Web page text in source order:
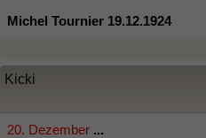
Michel Tournier 19.12.1924
Kicki
20. Dezember ...